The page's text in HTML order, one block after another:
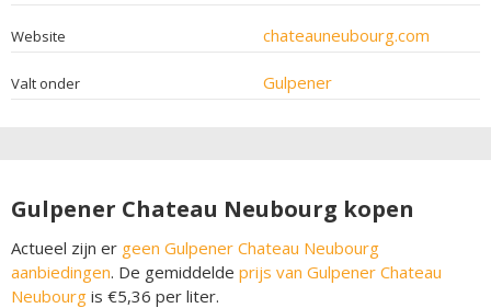
Website chateauneubourg.com
Valt onder Gulpener
Gulpener Chateau Neubourg kopen
Actueel zijn er geen Gulpener Chateau Neubourg
aanbiedingen. De gemiddelde prijs van Gulpener Chateau
Neubourg is €5,36 per liter.